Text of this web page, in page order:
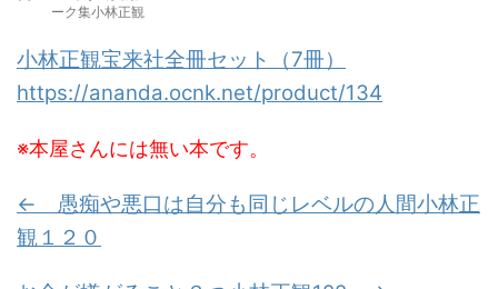
ーク集小林正観
小林正観宝来社全冊セット（7冊）
https://ananda.ocnk.net/product/134
※本屋さんには無い本です。
← 愚痴や悪口は自分も同じレベルの人間小林正
観１２０